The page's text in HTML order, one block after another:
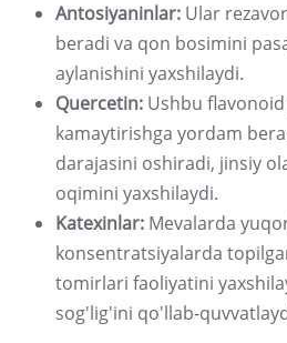
Antosiyaninlar: Ular
beradi va qon bosimini
aylanishini yaxshilaydi.
Quercetin: Ushbu
kamaytirishga yordam
darajasini oshiradi, jinsiy
oqimini yaxshilaydi.
Katexinlar: Mevalarda
konsentratsiyalarda
tomirlari faoliyatini
sog'lig'ini qo'llab-